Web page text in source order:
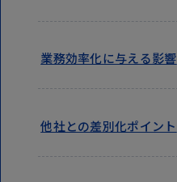
業務効率化に与える影響
他社との差別化ポイント